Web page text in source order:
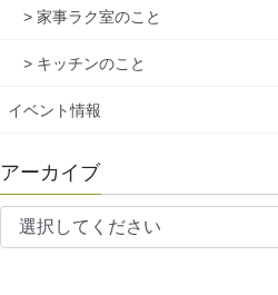
> 家事ラク室のこと
> キッチンのこと
イベント情報
アーカイブ